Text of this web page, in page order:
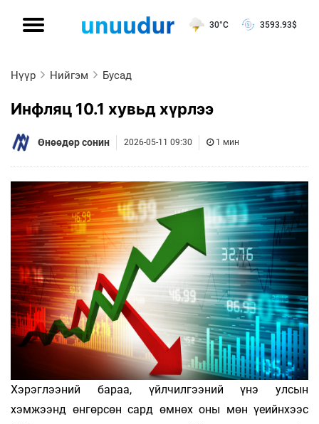
30°C 3593.93$
Нүүр Нийгэм Бусад
Инфляц 10.1 хувьд хүрлээ
Өнөөдөр сонин 2026-05-11 09:30 1 мин
Хэрэглээний бараа, үйлчилгээний үнэ улсын
хэмжээнд өнгөрсөн сард өмнөх оны мөн үеийнхээс